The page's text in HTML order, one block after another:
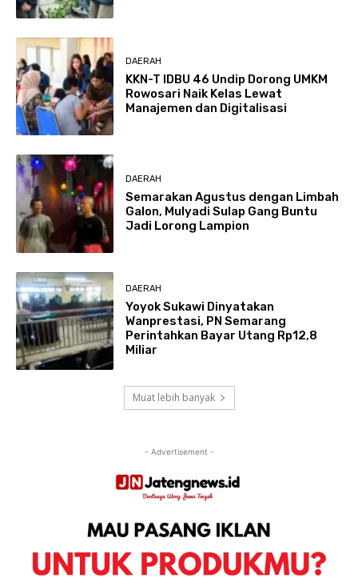
DAERAH
KKN-T IDBU 46 Undip Dorong UMKM
Rowosari Naik Kelas Lewat
Manajemen dan Digitalisasi
DAERAH
Semarakan Agustus dengan Limbah
Galon, Mulyadi Sulap Gang Buntu
Jadi Lorong Lampion
DAERAH
Yoyok Sukawi Dinyatakan
Wanprestasi, PN Semarang
Perintahkan Bayar Utang Rp12,8
Miliar
Muat lebih banyak
- Advertisement -